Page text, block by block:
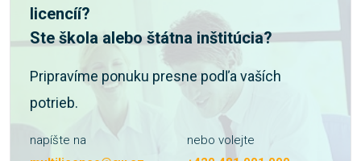
licencíí?
Ste škola alebo štátna inštitúcia?
Pripravíme ponuku presne podľa vaších
potrieb.
napíšte na
nebo volejte